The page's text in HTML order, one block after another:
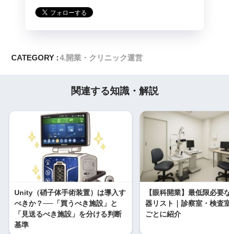
CATEGORY :4.開業・クリニック運営
関連する知識・解説
Unity（硝子体手術装置）は導入す
べきか？──「買うべき施設」と
「見送るべき施設」を分ける判断
基準
【眼科開業】最低限必要
器リスト｜診察室・検査
ごとに紹介